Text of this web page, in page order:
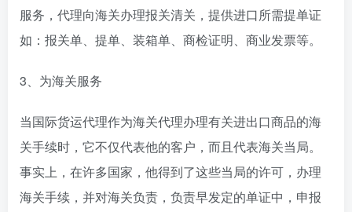
服务，代理向海关办理报关清关，提供进口所需提单证
如：报关单、提单、装箱单、商检证明、商业发票等。
3、为海关服务
当国际货运代理作为海关代理办理有关进出口商品的海
关手续时，它不仅代表他的客户，而且代表海关当局。
事实上，在许多国家，他得到了这些当局的许可，办理
海关手续，并对海关负责，负责早发定的单证中，申报